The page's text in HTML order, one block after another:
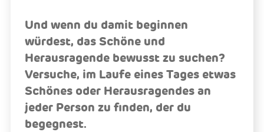
Und wenn du damit beginnen
würdest, das Schöne und
Herausragende bewusst zu suchen?
Versuche, im Laufe eines Tages etwas
Schönes oder Herausragendes an
jeder Person zu finden, der du
begegnest.